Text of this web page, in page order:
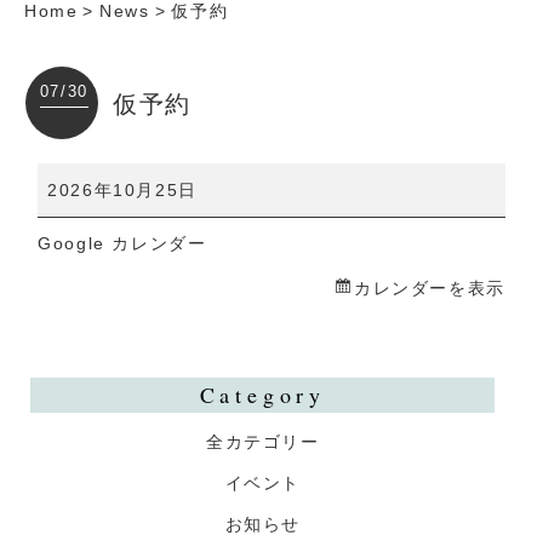
Home > News > 仮予約
07/30 仮予約
予
約
2026年10月25日
Google カレンダー
カレンダーを表示
Category
全カテゴリー
イベント
お知らせ